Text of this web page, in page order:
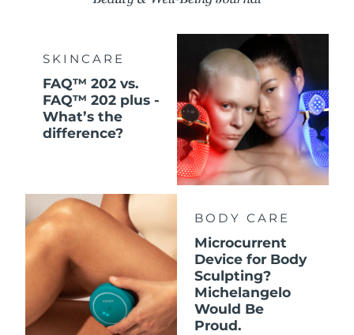
SKINCARE
FAQ™ 202 vs.
FAQ™ 202 plus -
What’s the
difference?
BODY CARE
Microcurrent
Device for Body
Sculpting?
Michelangelo
Would Be
Proud.